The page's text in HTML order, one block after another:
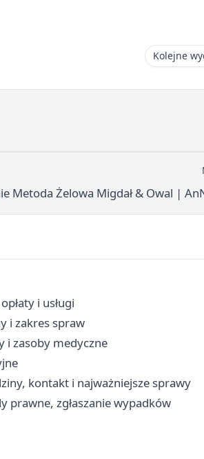
Kolejne
Metoda Żelowa Migdał & Owal |
i usługi
i zakres spraw
i zasoby medyczne
kontakt i najważniejsze sprawy
zgłaszanie wypadków